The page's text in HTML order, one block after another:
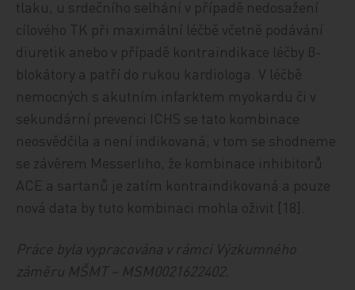
tlaku, u srdečního selhání v případě nedosažení
cílového TK při maximální léčbě včetně podávání
diuretik anebo v případě kontraindikace léčby β-
blokátory a patří do rukou kardiologa. V léčbě
nemocných s akutním infarktem myokardu či v
sekundární prevenci ICHS se tato kombinace
neosvědčila a není indikovaná; v tom se shodneme
se závěrem Messerliho, že kombinace inhibitorů
ACE a sartanů je zatím kontraindikovaná a pouze
nová data by tuto kombinaci mohla oživit [18].
Práce byla vypracována v rámci Výzkumného
záměru MŠMT – MSM0021622402.